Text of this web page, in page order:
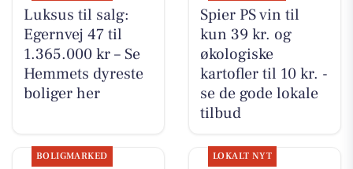
Luksus til salg:
Egernvej 47 til
1.365.000 kr – Se
Hemmets dyreste
boliger her
Spier PS vin til
kun 39 kr. og
økologiske
kartofler til 10 kr. -
se de gode lokale
tilbud
BOLIGMARKED LOKALT NYT